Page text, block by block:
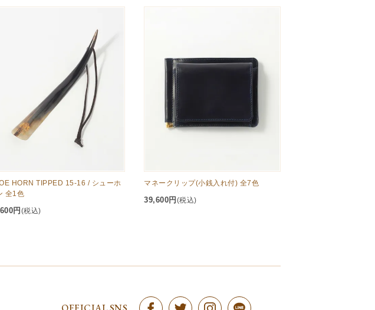
HORN TIPPED 15-16 / シューホ
全1色
円 (税込)
マネークリップ(小銭入れ付) 全7色
39,600円 (税込)